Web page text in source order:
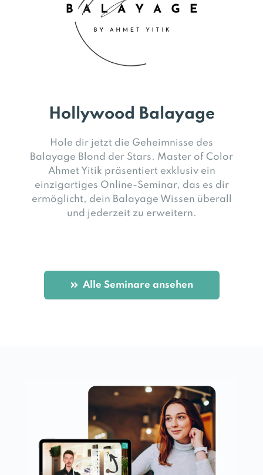
Hollywood Balayage
Hole dir jetzt die Geheimnisse des
Balayage Blond der Stars. Master of Color
Ahmet Yitik präsentiert exklusiv ein
einzigartiges Online-Seminar, das es dir
ermöglicht, dein Balayage Wissen überall
und jederzeit zu erweitern.
Alle Seminare ansehen